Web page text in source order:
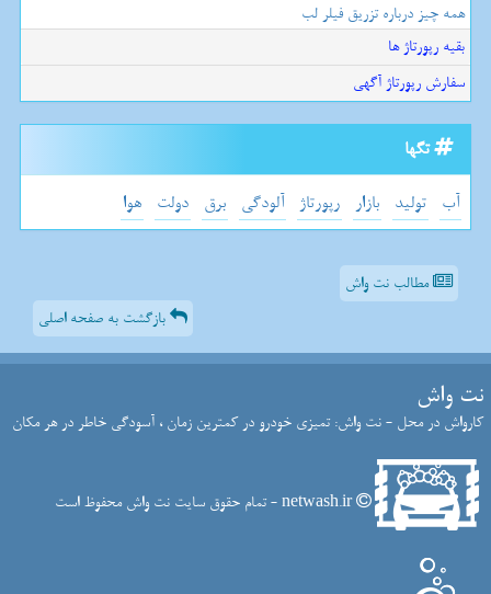
همه چیز درباره تزریق فیلر لب
بقیه رپورتاژ ها
سفارش رپورتاژ آگهی
تگها
آب تولید بازار رپورتاژ آلودگی برق دولت هوا
مطالب نت واش
بازگشت به صفحه اصلی
نت واش
کارواش در محل - نت واش: تمیزی خودرو در کمترین زمان ، آسودگی خاطر در هر مکان
netwash.ir - تمام حقوق سایت نت واش محفوظ است